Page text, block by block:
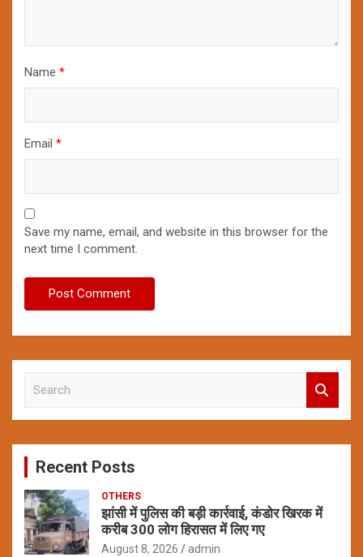
Name *
Email *
Save my name, email, and website in this browser for the
next time I comment.
c
Recent Posts
OTHERS
झांसी में पुलिस की बड़ी कार्रवाई, कंडोर खिरक में
करीब 300 लोग हिरासत में लिए गए
August 8, 2026 admin